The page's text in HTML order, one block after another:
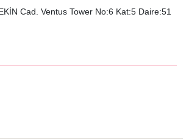
Cad. Ventus Tower No:6 Kat:5 Daire:51